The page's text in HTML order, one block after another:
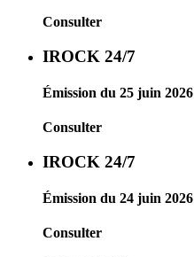
Consulter
IROCK 24/7
Émission du 25 juin 2026
Consulter
IROCK 24/7
Émission du 24 juin 2026
Consulter